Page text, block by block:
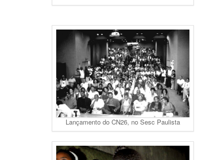
Lançamento do CN26, no Sesc Paulista